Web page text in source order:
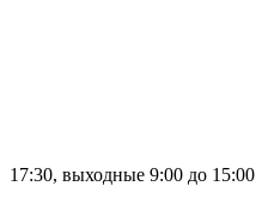
17:30, выходные 9:00 до 15:00